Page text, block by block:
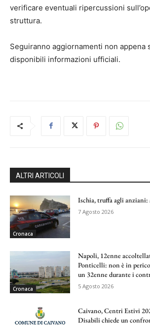
verificare eventuali ripercussioni
struttura.
Seguiranno aggiornamenti non appena
disponibili informazioni ufficiali.
ALTRI ARTICOLI
Cronaca
Ischia, truffa agli anziani:
7 Agosto 2026
Cronaca
Napoli, 12enne
Ponticelli: non è in
un 32enne durante i
5 Agosto 2026
Caivano, Centri Estivi
Disabili chiede un